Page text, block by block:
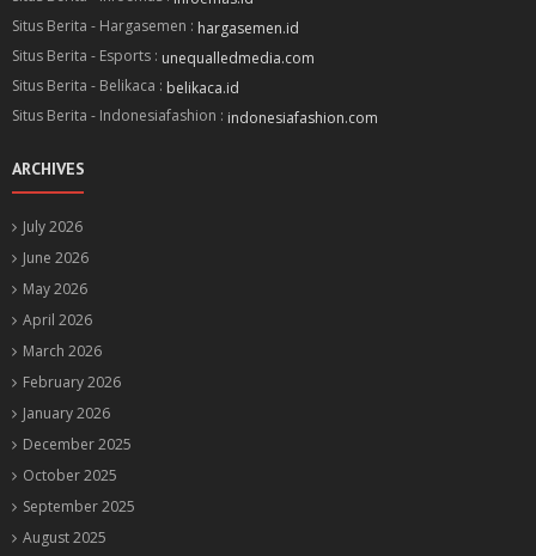
Situs Berita - Hargasemen : hargasemen.id
Situs Berita - Esports : unequalledmedia.com
Situs Berita - Belikaca : belikaca.id
Situs Berita - Indonesiafashion : indonesiafashion.com
ARCHIVES
July 2026
June 2026
May 2026
April 2026
March 2026
February 2026
January 2026
December 2025
October 2025
September 2025
August 2025